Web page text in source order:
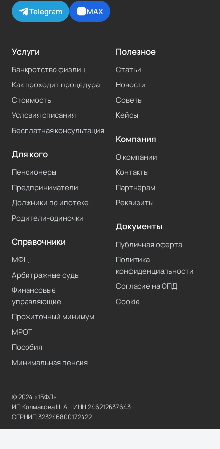
Telegram MAX
Услуги
Банкротство физлиц
Как проходит процедура
Стоимость
Условия списания
Бесплатная консультация
Для кого
Пенсионеры
Предприниматели
Должники по ипотеке
Родители-одиночки
Справочники
МФЦ
Арбитражные суды
Финансовые
управляющие
Прожиточный минимум
МРОТ
Пособия
Минимальная пенсия
Полезное
Статьи
Новости
Советы
Кейсы
Компания
О компании
Контакты
Партнёрам
Реквизиты
Документы
Публичная оферта
Политика
конфиденциальности
Согласие на ОПД
Cookie
© 2024 «1БФЛ»
ИП Колмакова Н. А. · ИНН 246212637643 ·
ОГРНИП 323246800172422